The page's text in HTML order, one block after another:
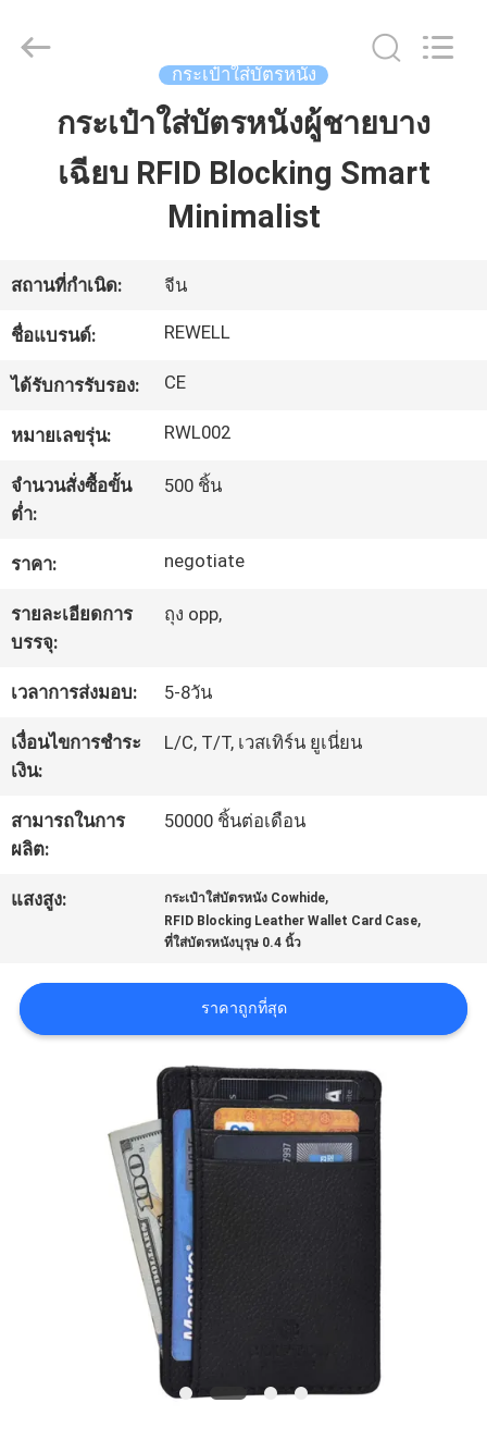
บ้าน
เกี่ยว
กับ
เรา
ทัวร์
โรงงาน
ควบคุม
คุณภาพ
แผนผัง
เว็บไซต์
PRIVACY
POLICY
ReWell
กระเป๋าใส่บัตรหนัง
กระเป๋าใส่บัตรหนังผู้ชายบาง
เฉียบ RFID Blocking Smart
Minimalist
สถานที่กำเนิด: จีน
ชื่อแบรนด์: REWELL
ได้รับการรับรอง: CE
หมายเลขรุ่น: RWL002
จำนวนสั่งซื้อขั้น
ต่ำ:
500 ชิ้น
ราคา: negotiate
รายละเอียดการ
บรรจุ:
ถุง opp,
เวลาการส่งมอบ: 5-8วัน
เงื่อนไขการชำระ
เงิน:
L/C, T/T, เวสเทิร์น ยูเนี่ยน
สามารถในการ
ผลิต:
50000 ชิ้นต่อเดือน
แสงสูง: กระเป๋าใส่บัตรหนัง Cowhide,
RFID Blocking Leather Wallet Card Case,
ที่ใส่บัตรหนังบุรุษ 0.4 นิ้ว
ราคาถูกที่สุด